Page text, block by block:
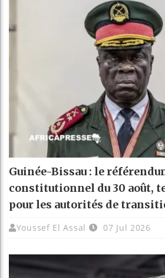
Guinée-Bissau : le
constitutionnel du 30 août,
pour les autorités de
Youssef El Assal 07 Jul 2026